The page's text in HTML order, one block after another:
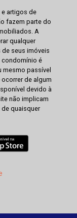
artigos de
fazem parte do
A
qualquer
seus imóveis
condomínio é
mesmo passível
de algum
devido à
não implicam
de quaisquer